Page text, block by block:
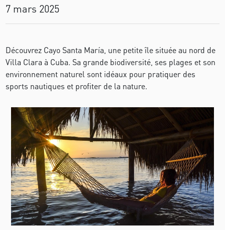
7 mars 2025
Découvrez Cayo Santa María, une petite île située au nord de
Villa Clara à Cuba. Sa grande biodiversité, ses plages et son
environnement naturel sont idéaux pour pratiquer des
sports nautiques et profiter de la nature.